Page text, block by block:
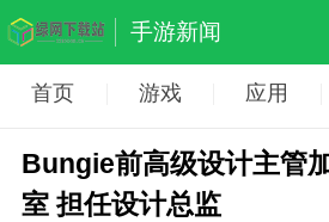
手游新闻
首页 游戏 应用
Bungie前高级设计主管
室 担任设计总监